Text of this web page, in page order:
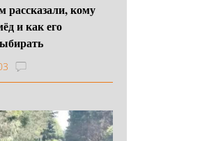
рассказали, кому
и как его